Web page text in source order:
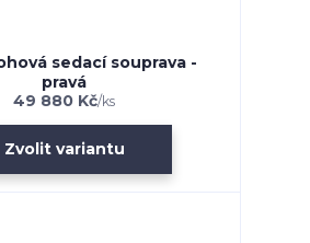
sedací souprava -
pravá
49 880 Kč/ks
Zvolit variantu